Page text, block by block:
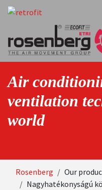
Skip
content
Image
Air
ventilation
world
Breadcrumb
Rosenberg
Our
Nagyhatékonyságú